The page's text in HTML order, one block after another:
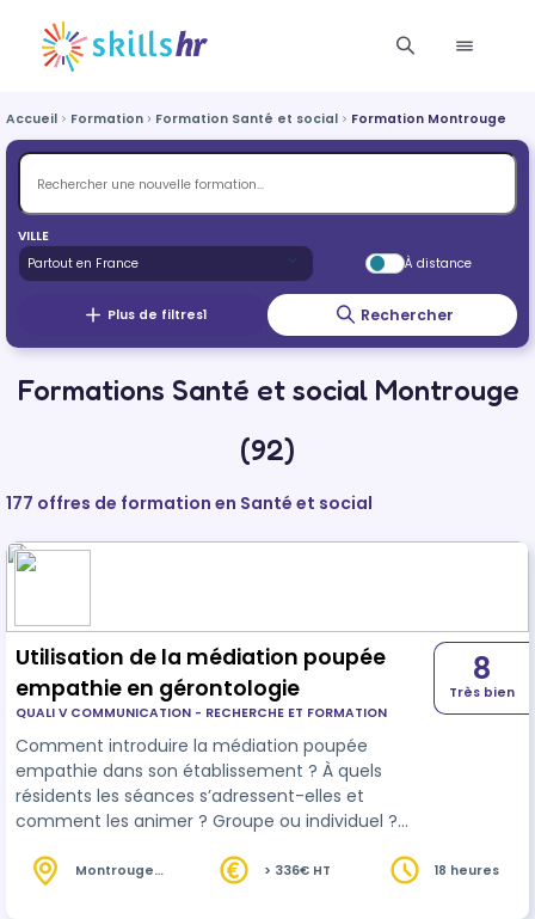
Accueil Formation Formation Santé et social Formation Montrouge
VILLE
À distance
Plus de filtres1 Rechercher
Formations Santé et social Montrouge
(92)
177 offres de formation en Santé et social
Utilisation de la médiation poupée
empathie en gérontologie
QUALI V COMMUNICATION - RECHERCHE ET FORMATION
Comment introduire la médiation poupée
empathie dans son établissement ? À quels
résidents les séances s’adressent-elles et
comment les animer ? Groupe ou individuel ?
8
Très bien
Montrouge
> 336€ HT 18 heures